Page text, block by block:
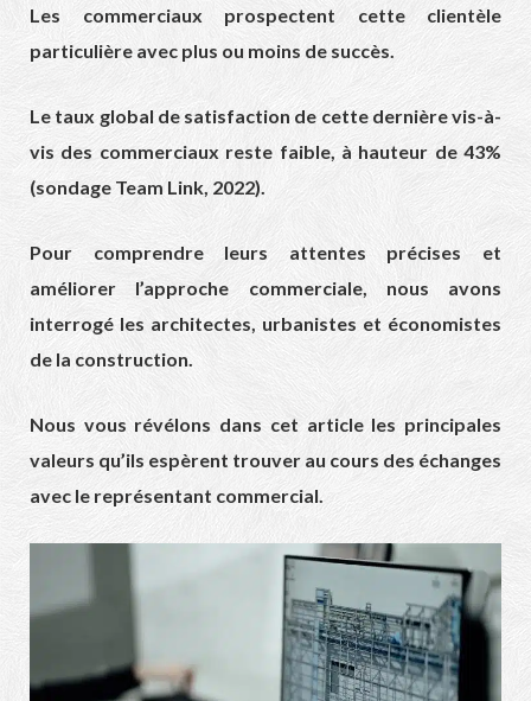
Les commerciaux prospectent cette clientèle
particulière avec plus ou moins de succès.
Le taux global de satisfaction de cette dernière vis-à-
vis des commerciaux reste faible, à hauteur de 43%
(sondage Team Link, 2022).
Pour comprendre leurs attentes précises et
améliorer l’approche commerciale, nous avons
interrogé les architectes, urbanistes et économistes
de la construction.
Nous vous révélons dans cet article les principales
valeurs qu’ils espèrent trouver au cours des échanges
avec le représentant commercial.